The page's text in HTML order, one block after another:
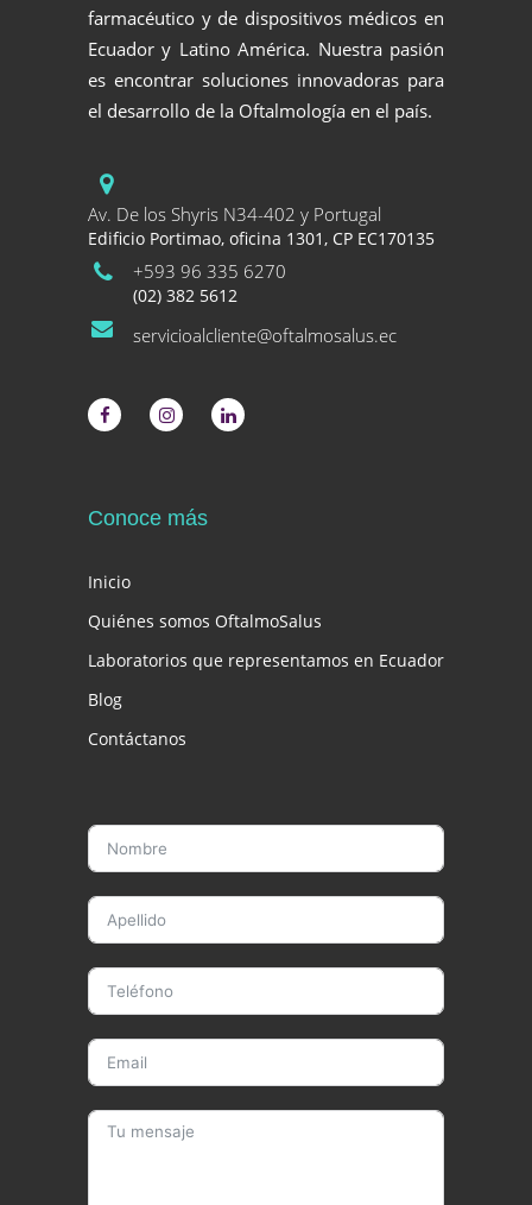
farmacéutico y de dispositivos médicos en
Ecuador y Latino América. Nuestra pasión
es encontrar soluciones innovadoras para
el desarrollo de la Oftalmología en el país.
Av. De los Shyris N34-402 y Portugal
Edificio Portimao, oficina 1301, CP EC170135
+593 96 335 6270
(02) 382 5612
servicioalcliente@oftalmosalus.ec
Conoce más
Inicio
Quiénes somos OftalmoSalus
Laboratorios que representamos en Ecuador
Blog
Contáctanos